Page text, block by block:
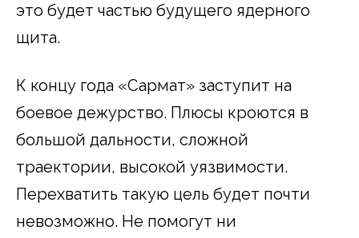
это будет частью будущего ядерного
щита.
К концу года «Сармат» заступит на
боевое дежурство. Плюсы кроются в
большой дальности, сложной
траектории, высокой уязвимости.
Перехватить такую цель будет почти
невозможно. Не помогут ни